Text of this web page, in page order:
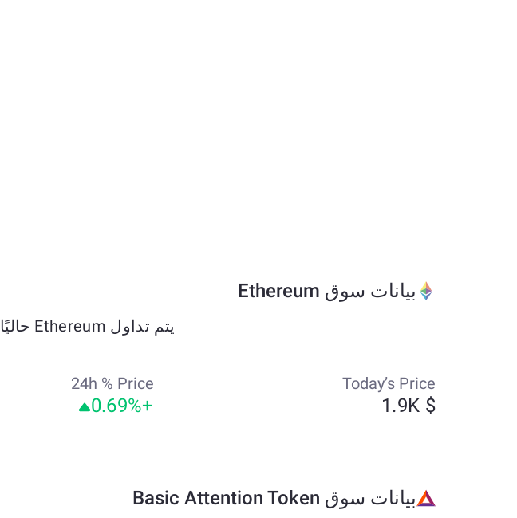
بيانات سوق Ethereum
يتم تداول Ethereum حاليًا بحوالي $1913.55 وقد تغير بنسبة +2.86% خلال الأيام السبعة الماضية.
Today’s Price
$ 1.9K
24h % Price
+0.69%
بيانات سوق Basic Attention Token